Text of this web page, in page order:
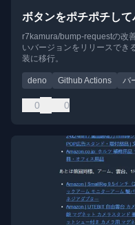
ボタンをポチポチし
r7kamura/bump-requestの改
いバージョンをリリースでき
装に移行。
deno Github Actions バ
0 0